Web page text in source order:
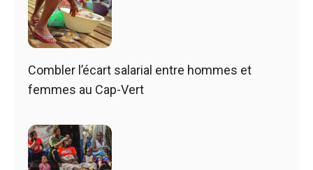
Combler l’écart salarial entre hommes et
femmes au Cap-Vert